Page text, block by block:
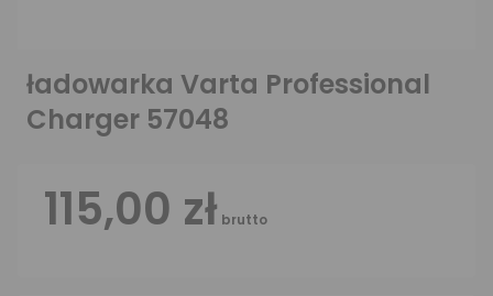
ładowarka Varta Professional
Charger 57048
115,00 zł brutto